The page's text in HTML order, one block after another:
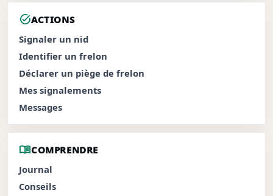
task_altACTIONS
Signaler un nid
Identifier un frelon
Déclarer un piège de frelon
Mes signalements
Messages
menu_bookCOMPRENDRE
Journal
Conseils